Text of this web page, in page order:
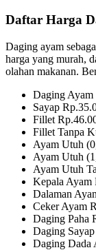
Daftar Harga
Daging ayam
harga yang murah,
olahan makanan.
Daging Ayam
Sayap
Fillet
Fillet Tanpa
Ayam Utuh
Ayam Utuh
Ayam Utuh
Kepala Ayam
Dalaman
Ceker Ayam
Daging Paha
Daging
Daging Dada